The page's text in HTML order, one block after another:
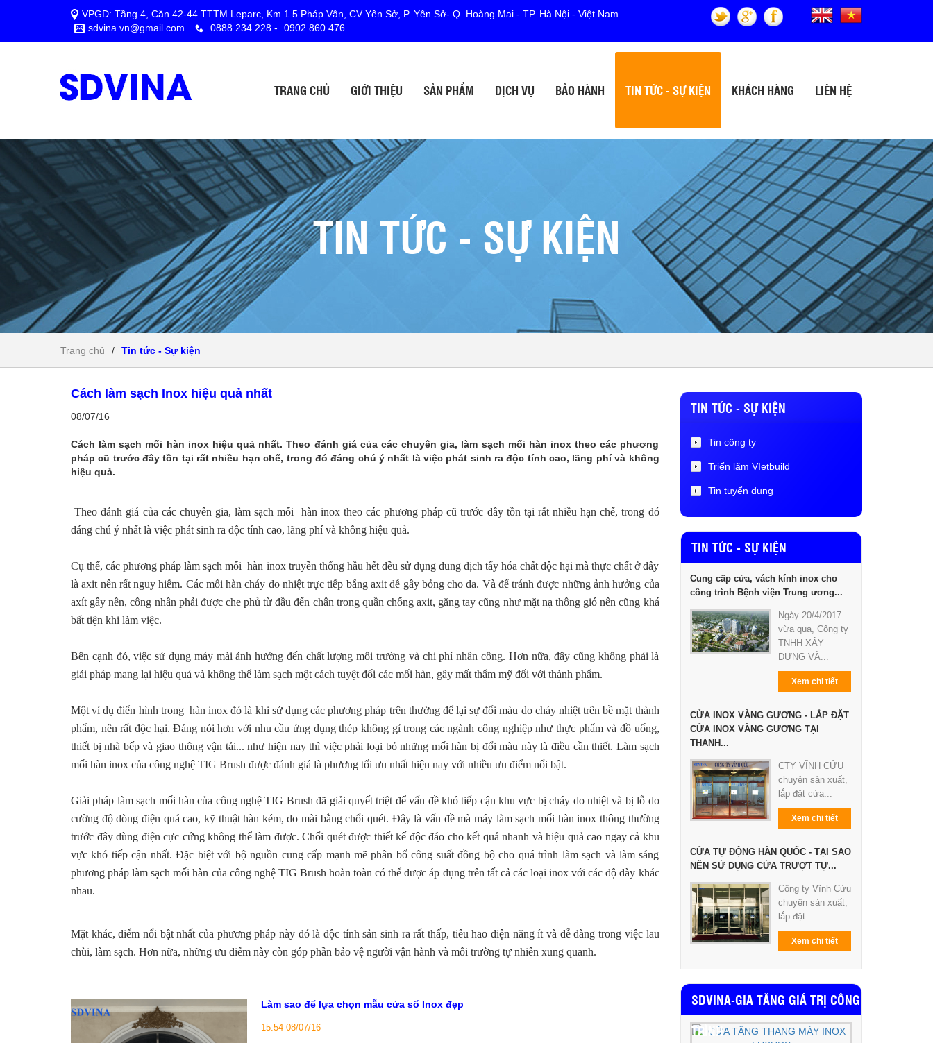
VPGD: Tầng 4, Căn 42-44 TTTM Leparc, Km 1.5 Pháp Vân, CV Yên Sở, P. Yên Sở- Q. Hoàng Mai - TP. Hà Nội - Việt Nam
sdvina.vn@gmail.com
0888 234 228 - 0902 860 476
TRANG CHỦ GIỚI THIỆU SẢN PHẨM DỊCH VỤ BẢO HÀNH TIN TỨC - SỰ KIỆN KHÁCH HÀNG LIÊN HỆ
TIN TỨC - SỰ KIỆN
Trang chủ / Tin tức - Sự kiện
Cách làm sạch Inox hiệu quả nhất
08/07/16
Cách làm sạch mối hàn inox hiệu quả nhất. Theo đánh giá của các chuyên gia, làm sạch mối hàn inox theo các phương
pháp cũ trước đây tồn tại rất nhiều hạn chế, trong đó đáng chú ý nhất là việc phát sinh ra độc tính cao, lãng phí và không
hiệu quả.
Theo đánh giá của các chuyên gia, làm sạch mối hàn inox theo các phương pháp cũ trước đây tồn tại rất nhiều hạn chế, trong đó
đáng chú ý nhất là việc phát sinh ra độc tính cao, lãng phí và không hiệu quả.
Cụ thể, các phương pháp làm sạch mối hàn inox truyền thống hầu hết đều sử dụng dung dịch tẩy hóa chất độc hại mà thực chất ở đây
là axit nên rất nguy hiểm. Các mối hàn cháy do nhiệt trực tiếp bằng axit dễ gây bỏng cho da. Và để tránh được những ảnh hưởng của
axít gây nên, công nhân phải được che phủ từ đầu đến chân trong quần chống axit, găng tay cũng như mặt nạ thông gió nên cũng khá
bất tiện khi làm việc.
Bên cạnh đó, việc sử dụng máy mài ảnh hưởng đến chất lượng môi trường và chi phí nhân công. Hơn nữa, đây cũng không phải là
giải pháp mang lại hiệu quả và không thể làm sạch một cách tuyệt đối các mối hàn, gây mất thẩm mỹ đối với thành phẩm.
Một ví dụ điển hình trong hàn inox đó là khi sử dụng các phương pháp trên thường để lại sự đổi màu do cháy nhiệt trên bề mặt thành
phẩm, nên rất độc hại. Đáng nói hơn với nhu cầu ứng dụng thép không gỉ trong các ngành công nghiệp như thực phẩm và đồ uống,
thiết bị nhà bếp và giao thông vận tải... như hiện nay thì việc phải loại bỏ những mối hàn bị đổi màu này là điều cần thiết. Làm sạch
mối hàn inox của công nghệ TIG Brush được đánh giá là phương tối ưu nhất hiện nay với nhiều ưu điểm nổi bật.
Giải pháp làm sạch mối hàn của công nghệ TIG Brush đã giải quyết triệt để vấn đề khó tiếp cận khu vực bị cháy do nhiệt và bị lỗ do
cường độ dòng điện quá cao, kỹ thuật hàn kém, do mài bằng chổi quét. Đây là vấn đề mà máy làm sạch mối hàn inox thông thường
trước đây dùng điện cực cứng không thể làm được. Chổi quét được thiết kế độc đáo cho kết quả nhanh và hiệu quả cao ngay cả khu
vực khó tiếp cận nhất. Đặc biệt với bộ nguồn cung cấp mạnh mẽ phân bố công suất đồng bộ cho quá trình làm sạch và làm sáng
phương pháp làm sạch mối hàn của công nghệ TIG Brush hoàn toàn có thể được áp dụng trên tất cả các loại inox với các độ dày khác
nhau.
Mặt khác, điểm nổi bật nhất của phương pháp này đó là độc tính sản sinh ra rất thấp, tiêu hao điện năng ít và dễ dàng trong việc lau
chùi, làm sạch. Hơn nữa, những ưu điểm này còn góp phần bảo vệ người vận hành và môi trường tự nhiên xung quanh.
Làm sao để lựa chọn mẫu cửa sổ Inox đẹp
15:54 08/07/16
TIN TỨC - SỰ KIỆN
Tin công ty
Triển lãm VIetbuild
Tin tuyển dụng
TIN TỨC - SỰ KIỆN
Cung cấp cửa, vách kính inox cho
công trình Bệnh viện Trung ương...
Ngày 20/4/2017
vừa qua, Công ty
TNHH XÂY
DỰNG VÀ...
Xem chi tiết
CỬA INOX VÀNG GƯƠNG - LẮP ĐẶT
CỬA INOX VÀNG GƯƠNG TẠI
THANH...
CTY VĨNH CỬU
chuyên sản xuất,
lắp đặt cửa...
Xem chi tiết
CỬA TỰ ĐỘNG HÀN QUỐC - TẠI SAO
NÊN SỬ DỤNG CỬA TRƯỢT TỰ...
Công ty Vĩnh Cửu
chuyên sản xuất,
lắp đặt...
Xem chi tiết
SDVINA-GIA TĂNG GIÁ TRỊ CÔNG
TRÌNH